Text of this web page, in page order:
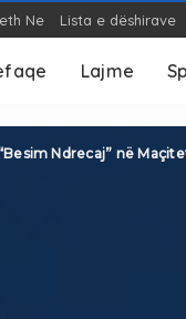
Ne Lista e dëshirave
Lajme
OP-ED
OP-ED
Ndrecaj” në